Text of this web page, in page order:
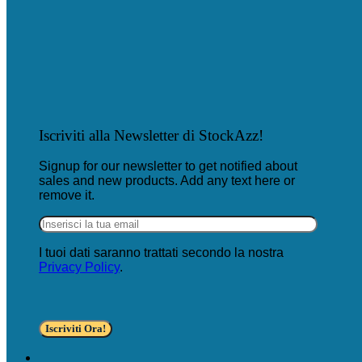
Iscriviti alla Newsletter di StockAzz!
Signup for our newsletter to get notified about
sales and new products. Add any text here or
remove it.
I tuoi dati saranno trattati secondo la nostra
Privacy Policy.